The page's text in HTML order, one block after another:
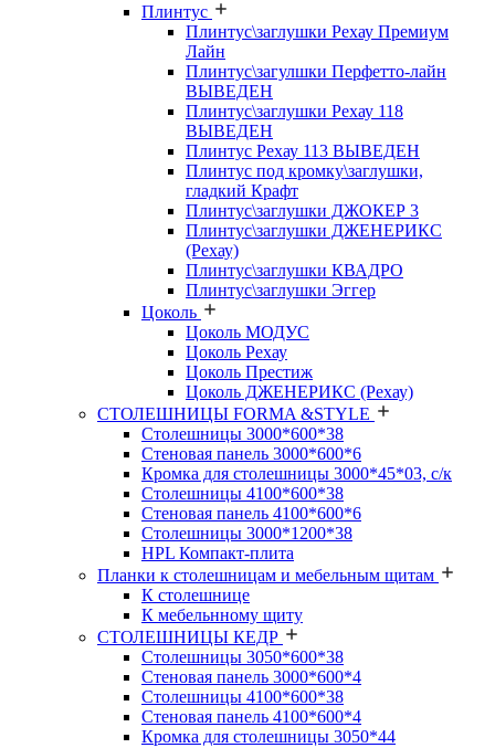
Плинтус
Плинтус\заглушки Рехау Премиум
Лайн
Плинтус\загулшки Перфетто-лайн
ВЫВЕДЕН
Плинтус\заглушки Рехау 118
ВЫВЕДЕН
Плинтус Рехау 113 ВЫВЕДЕН
Плинтус под кромку\заглушки,
гладкий Крафт
Плинтус\заглушки ДЖОКЕР 3
Плинтус\заглушки ДЖЕНЕРИКС
(Рехау)
Плинтус\заглушки КВАДРО
Плинтус\заглушки Эггер
Цоколь
Цоколь МОДУС
Цоколь Рехау
Цоколь Престиж
Цоколь ДЖЕНЕРИКС (Рехау)
СТОЛЕШНИЦЫ FORMA &STYLE
Столешницы 3000*600*38
Стеновая панель 3000*600*6
Кромка для столешницы 3000*45*03, с/к
Столешницы 4100*600*38
Стеновая панель 4100*600*6
Столешницы 3000*1200*38
HPL Компакт-плита
Планки к столешницам и мебельным щитам
К столешнице
К мебельнному щиту
СТОЛЕШНИЦЫ КЕДР
Столешницы 3050*600*38
Стеновая панель 3000*600*4
Столешницы 4100*600*38
Стеновая панель 4100*600*4
Кромка для столешницы 3050*44